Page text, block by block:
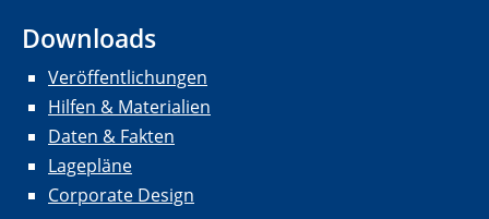
Downloads
Veröffentlichungen
Hilfen & Materialien
Daten & Fakten
Lagepläne
Corporate Design